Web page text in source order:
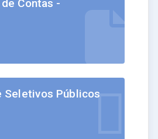
Contas -
Seletivos Públicos